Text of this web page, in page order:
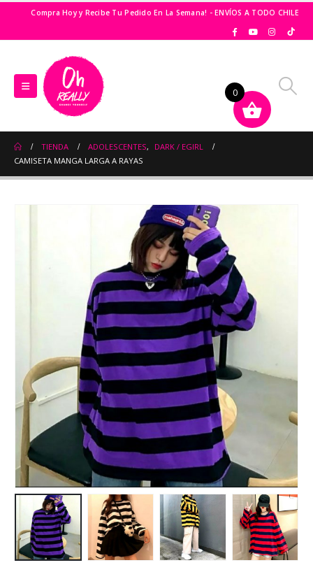
Compra Hoy y Recibe Tu Pedido En La Semana! - ENVÍOS A TODO CHILE
TIENDA ADOLESCENTES,
DARK / EGIRL
CAMISETA MANGA LARGA A RAYAS
0